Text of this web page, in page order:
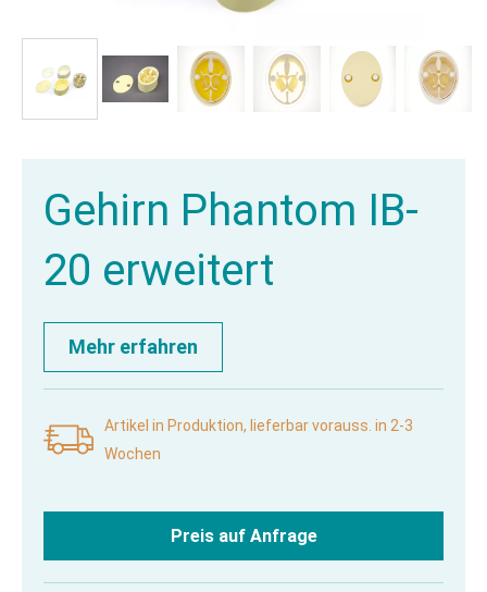
Gehirn Phantom IB-
20 erweitert
Mehr erfahren
Artikel in Produktion, lieferbar vorauss. in 2-3
Wochen
Preis auf Anfrage